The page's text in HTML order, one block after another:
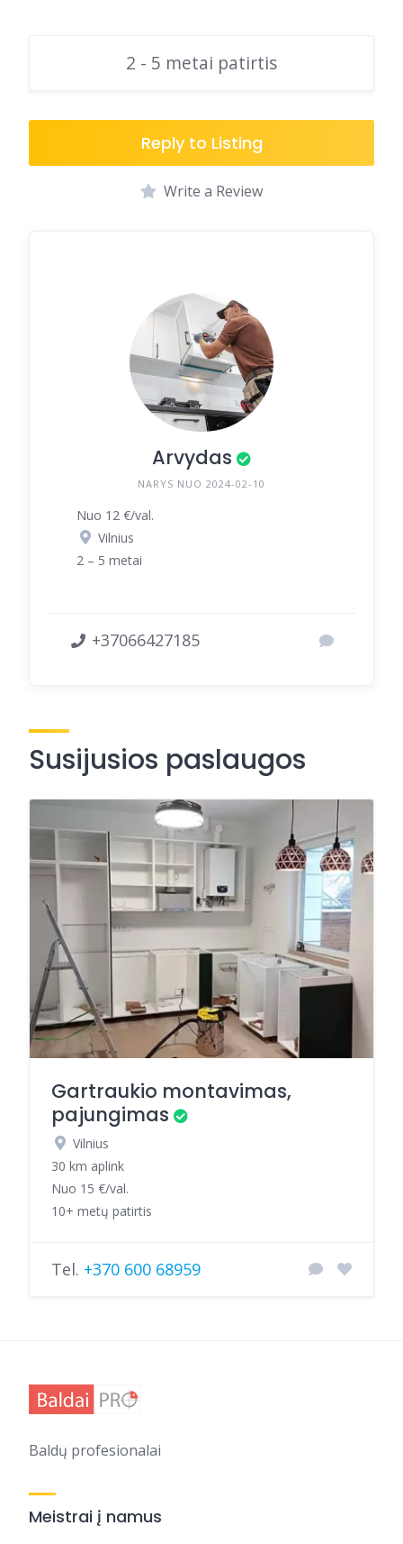
2 - 5 metai patirtis
Reply to Listing
Write a Review
Arvydas
NARYS NUO 2024-02-10
Nuo 12 €/val.
Vilnius
2 – 5 metai
+37066427185
Susijusios paslaugos
Gartraukio montavimas,
pajungimas
Vilnius
30 km aplink
Nuo 15 €/val.
10+ metų patirtis
Tel. +370 600 68959
Baldų profesionalai
Meistrai į namus